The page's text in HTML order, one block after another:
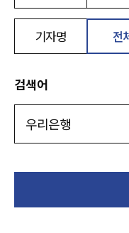
기자명 전
검색어